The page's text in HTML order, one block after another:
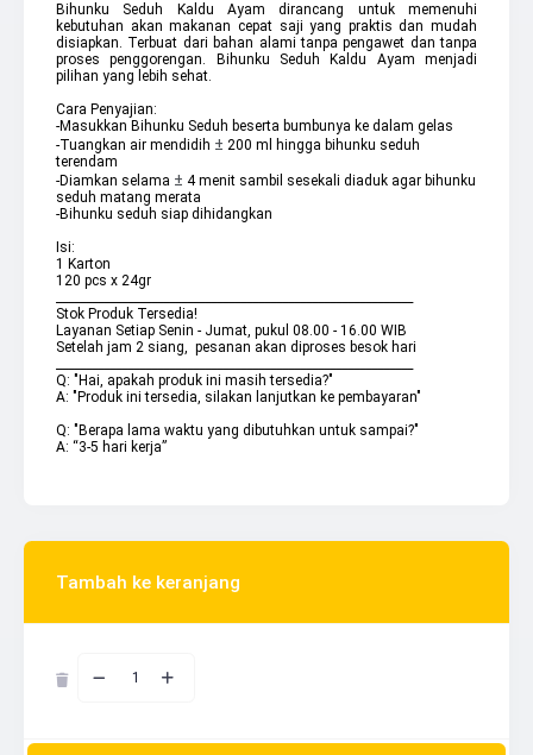
Bihunku Seduh Kaldu Ayam dirancang untuk memenuhi
kebutuhan akan makanan cepat saji yang praktis dan mudah
disiapkan. Terbuat dari bahan alami tanpa pengawet dan tanpa
proses penggorengan. Bihunku Seduh Kaldu Ayam menjadi
pilihan yang lebih sehat.
Cara Penyajian:
-Masukkan Bihunku Seduh beserta bumbunya ke dalam gelas
-Tuangkan air mendidih ± 200 ml hingga bihunku seduh
terendam
-Diamkan selama ± 4 menit sambil sesekali diaduk agar bihunku
seduh matang merata
-Bihunku seduh siap dihidangkan
Isi:
1 Karton
120 pcs x 24gr
Stok Produk Tersedia!
Layanan Setiap Senin - Jumat, pukul 08.00 - 16.00 WIB
Setelah jam 2 siang,  pesanan akan diproses besok hari
Q: "Hai, apakah produk ini masih tersedia?"
A: "Produk ini tersedia, silakan lanjutkan ke pembayaran"
Q: "Berapa lama waktu yang dibutuhkan untuk sampai?"
A: “3-5 hari kerja”
Tambah ke keranjang
1